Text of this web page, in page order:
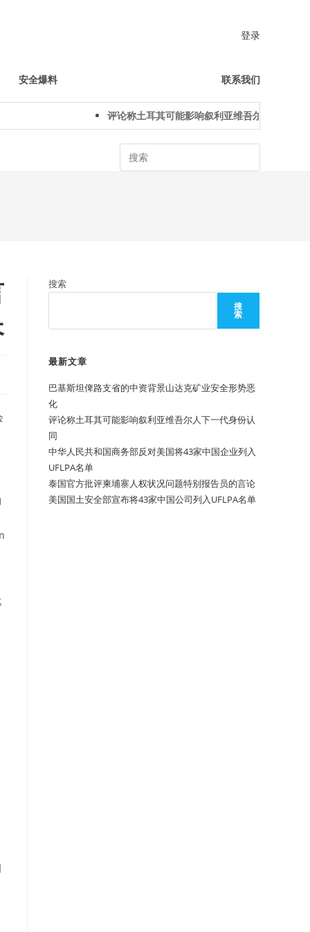
登录
安全爆料 联系我们
评论称土耳其可能影响叙利亚维吾尔人下一代身份
Search
搜索
搜
索
最新文章
巴基斯坦俾路支省的中资背景山达克矿业安全形势恶
化
评论称土耳其可能影响叙利亚维吾尔人下一代身份认
同
中华人民共和国商务部反对美国将43家中国企业列入
UFLPA名单
泰国官方批评柬埔寨人权状况问题特别报告员的言论
美国国土安全部宣布将43家中国公司列入UFLPA名单